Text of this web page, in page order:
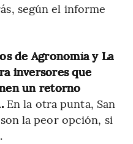
según el informe
de Agronomía y La
inversores que
un retorno
En la otra punta, San
la peor opción, si